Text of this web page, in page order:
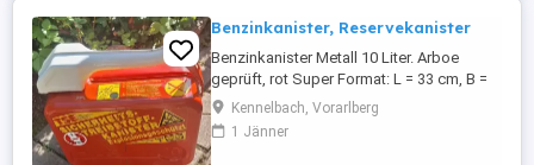
Benzinkanister, Reservekanister
Benzinkanister Metall 10 Liter. Arboe
geprüft, rot Super Format: L = 33 cm, B =
15 cm, H = 30 cm Guter Zustand
Kennelbach, Vorarlberg
1 Jänner